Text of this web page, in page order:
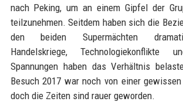
nach Peking, um an einem Gipfel der
teilzunehmen. Seitdem haben sich die
den beiden Supermächten
Handelskriege, Technologiekonflikte
Spannungen haben das Verhältnis
Besuch 2017 war noch von einer gewissen
doch die Zeiten sind rauer geworden.